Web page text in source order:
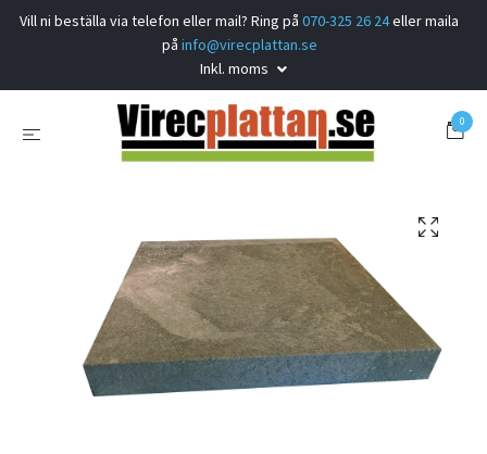
Vill ni beställa via telefon eller mail? Ring på 070-325 26 24eller maila
på info@virecplattan.se
Inkl. moms
0